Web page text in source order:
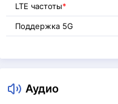
LTE частоты*
Поддержка 5G
Аудио